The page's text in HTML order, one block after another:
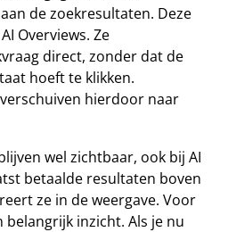
de zoekresultaten. Deze
AI Overviews. Ze
direct, zonder dat de
hoeft te klikken.
hierdoor naar
wel zichtbaar, ook bij AI
betaalde resultaten boven
ze in de weergave. Voor
belangrijk inzicht. Als je nu